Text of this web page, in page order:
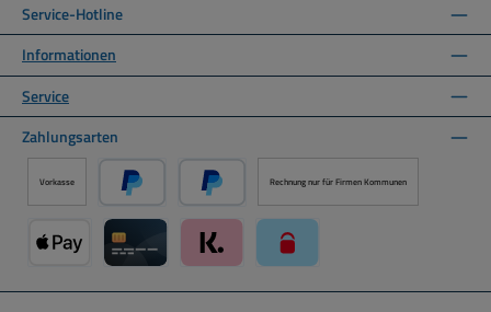
Service-Hotline
Informationen
Service
Zahlungsarten
Vorkasse
PayPal Später Bezahlen über PayPal
Rechnung nur für Firmen Kommunen